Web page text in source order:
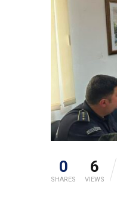
0
SHARES
6
VIEWS